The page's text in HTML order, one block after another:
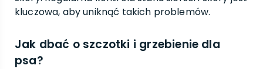
kluczowa, aby uniknąć takich problemów.
Jak dbać o szczotki i grzebienie dla
psa?